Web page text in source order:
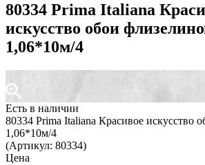
80334 Prima Italiana
искусство обои
1,06*10м/4
Есть в наличии
80334 Prima Italiana Красивое искусство
1,06*10м/4
(Артикул: 80334)
Цена